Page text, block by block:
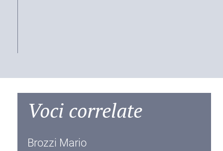
Voci correlate
Brozzi Mario